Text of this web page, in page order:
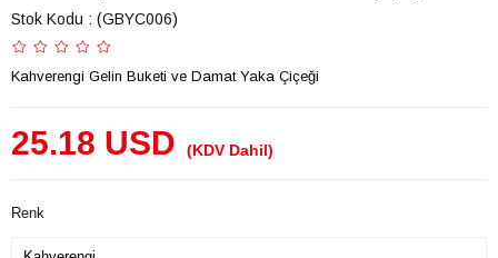
Stok Kodu (GBYC006)
Kahverengi Gelin Buketi ve Damat Yaka Çiçeği
25.18 USD (KDV Dahil)
Renk